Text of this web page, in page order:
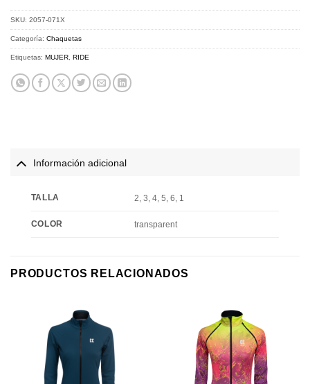
SKU: 2057-071X
Categoría: Chaquetas
Etiquetas: MUJER RIDE
Información adicional
TALLA 2, 3, 4, 5, 6, 1
COLOR transparent
PRODUCTOS RELACIONADOS